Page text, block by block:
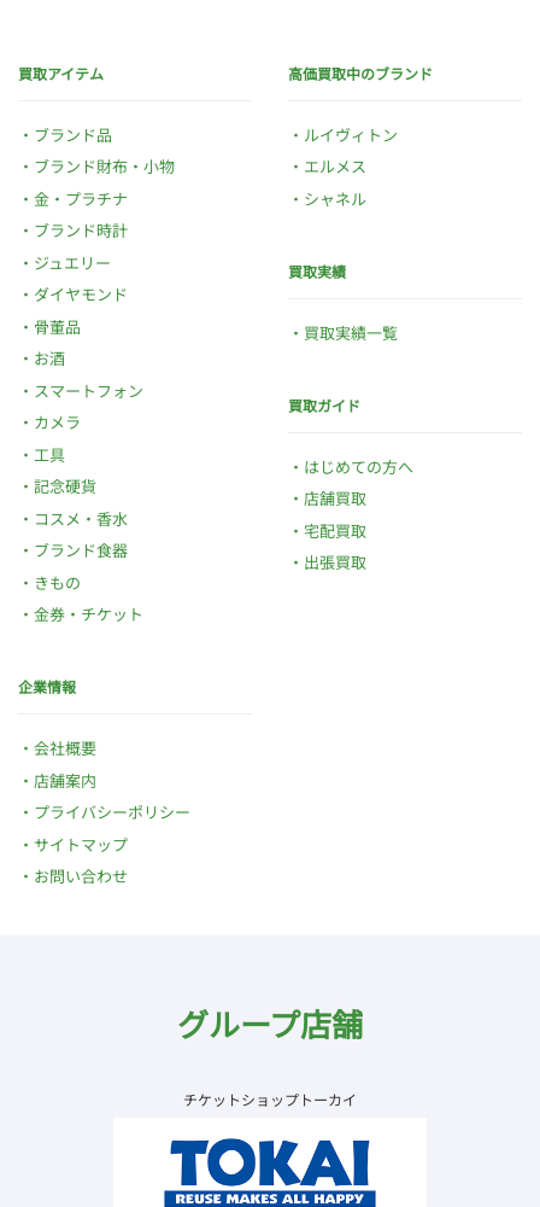
買取アイテム
ブランド品
ブランド財布・小物
金・プラチナ
ブランド時計
ジュエリー
ダイヤモンド
骨董品
お酒
スマートフォン
カメラ
工具
記念硬貨
コスメ・香水
ブランド食器
きもの
金券・チケット
高価買取中のブランド
ルイヴィトン
エルメス
シャネル
買取実績
買取実績一覧
買取ガイド
はじめての方へ
店舗買取
宅配買取
出張買取
企業情報
会社概要
店舗案内
プライバシーポリシー
サイトマップ
お問い合わせ
グループ店舗
チケットショップトーカイ